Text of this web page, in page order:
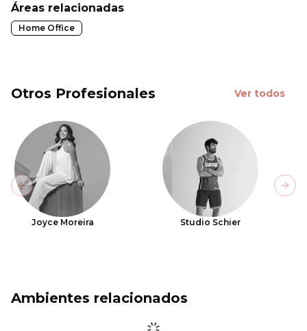
Áreas relacionadas
Home Office
Otros Profesionales Ver todos
Joyce Moreira Studio Schier
Previous slide
Ambientes relacionados